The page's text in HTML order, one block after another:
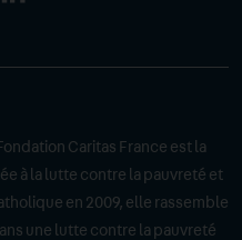
Caritas France est la
à la lutte contre la pauvreté et
en 2009, elle rassemble
une lutte contre la pauvreté